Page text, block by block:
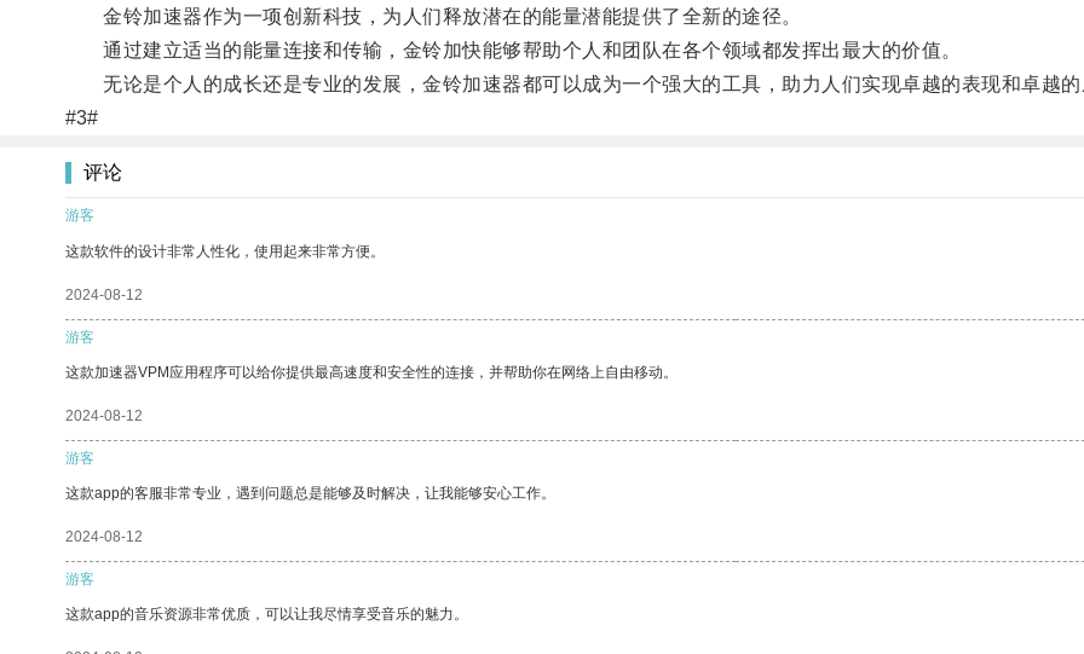
金铃加速器作为一项创新科技，为人们释放潜在的能量潜能提供了全新的途径。
通过建立适当的能量连接和传输，金铃加快能够帮助个人和团队在各个领域都发挥出最大的价值。
无论是个人的成长还是专业的发展，金铃加速器都可以成为一个强大的工具，助力人们实现卓越的表现和卓越的
#3#
评论
游客
这款软件的设计非常人性化，使用起来非常方便。
2024-08-12
游客
这款加速器VPM应用程序可以给你提供最高速度和安全性的连接，并帮助你在网络上自由移动。
2024-08-12
游客
这款app的客服非常专业，遇到问题总是能够及时解决，让我能够安心工作。
2024-08-12
游客
这款app的音乐资源非常优质，可以让我尽情享受音乐的魅力。